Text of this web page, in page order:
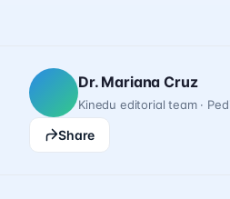
Dr. Mariana Cruz
Kinedu editorial team ·
Share